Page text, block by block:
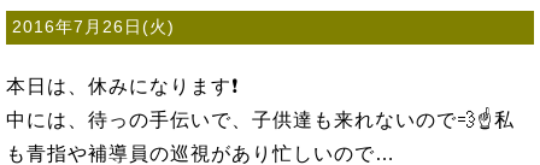
2016年7月26日(火)
本日は、休みになります❗
中には、待っの手伝いで、子供達も来れないので💨☝私
も青指や補導員の巡視があり忙しいので…